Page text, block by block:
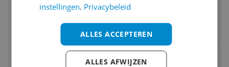
v.a. € 49,99
2 prijzen
Ga naar goedkoopste
instellingen. Privacybeleid
ALLES ACCEPTEREN
ALLES AFWIJZEN